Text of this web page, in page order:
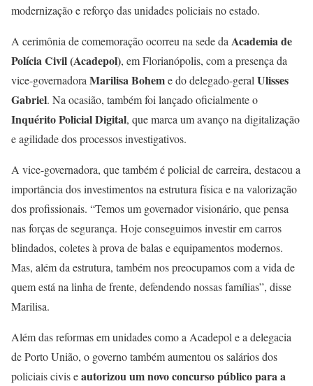
modernização e reforço das unidades policiais no estado.
A cerimônia de comemoração ocorreu na sede daAcademia de
Polícia Civil (Acadepol), em Florianópolis, com a presença da
vice-governadoraMarilisa Boheme do delegado-geralUlisses
Gabriel. Na ocasião, também foi lançado oficialmente o
Inquérito Policial Digital, que marca um avanço na digitalização
e agilidade dos processos investigativos.
A vice-governadora, que também é policial de carreira, destacou a
importância dos investimentos na estrutura física e na valorização
dos profissionais. “Temos um governador visionário, que pensa
nas forças de segurança. Hoje conseguimos investir em carros
blindados, coletes à prova de balas e equipamentos modernos.
Mas, além da estrutura, também nos preocupamos com a vida de
quem está na linha de frente, defendendo nossas famílias”, disse
Marilisa.
Além das reformas em unidades como a Acadepol e a delegacia
de Porto União, o governo também aumentou os salários dos
policiais civis eautorizou um novo concurso público para a